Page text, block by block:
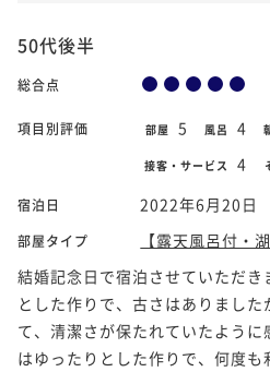
50代後半
総合点
項目別評価 部屋 5 風呂 4
接客・サービス 4
宿泊日 2022年6月20日
部屋タイプ
【露天風呂付・
結婚記念日で宿泊させていただき
とした作りで、古さはありまし
て、清潔さが保たれていたよう
はゆったりとした作りで、何度